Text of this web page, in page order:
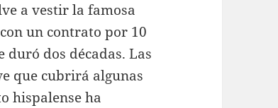
a vestir la famosa
un contrato por 10
dos décadas. Las
que cubrirá algunas
hispalense ha